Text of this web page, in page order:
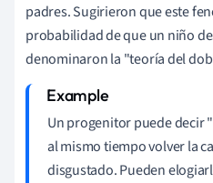
padres. Sugirieron que este
probabilidad de que un niño
denominaron la "teoría del
Un progenitor puede decir
al mismo tiempo volver la
disgustado. Pueden